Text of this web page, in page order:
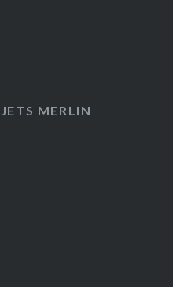
MERLIN